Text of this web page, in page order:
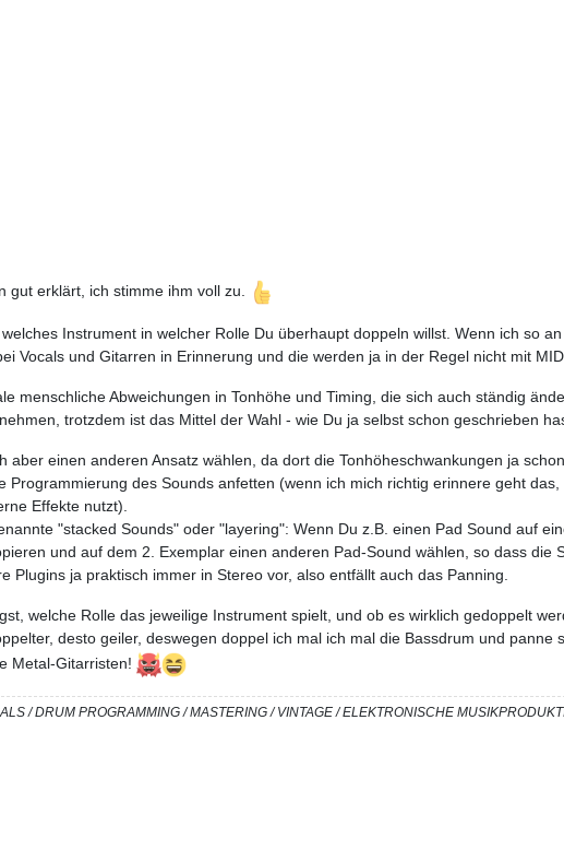
gut erklärt, ich stimme ihm voll zu.
Instrument in welcher Rolle Du überhaupt doppeln willst. Wenn ich so
Vocals und Gitarren in Erinnerung und die werden ja in der Regel nicht mit
menschliche Abweichungen in Tonhöhe und Timing, die sich auch ständig
trotzdem ist das Mittel der Wahl - wie Du ja selbst schon geschrieben
einen anderen Ansatz wählen, da dort die Tonhöheschwankungen ja
Programmierung des Sounds anfetten (wenn ich mich richtig erinnere geht
Effekte nutzt).
"stacked Sounds" oder "layering": Wenn Du z.B. einen Pad Sound auf
und auf dem 2. Exemplar einen anderen Pad-Sound wählen, so dass die
Plugins ja praktisch immer in Stereo vor, also entfällt auch das Panning.
welche Rolle das jeweilige Instrument spielt, und ob es wirklich gedoppelt
desto geiler, deswegen doppel ich mal ich mal die Bassdrum und panne
Metal-Gitarristen!
/ DRUM PROGRAMMING / MASTERING / VINTAGE / ELEKTRONISCHE